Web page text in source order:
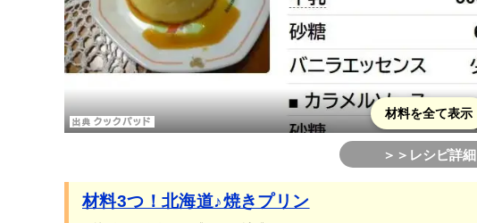
材料を全て表示
＞＞レシピ詳細
材料3つ！北海道♪焼きプリン